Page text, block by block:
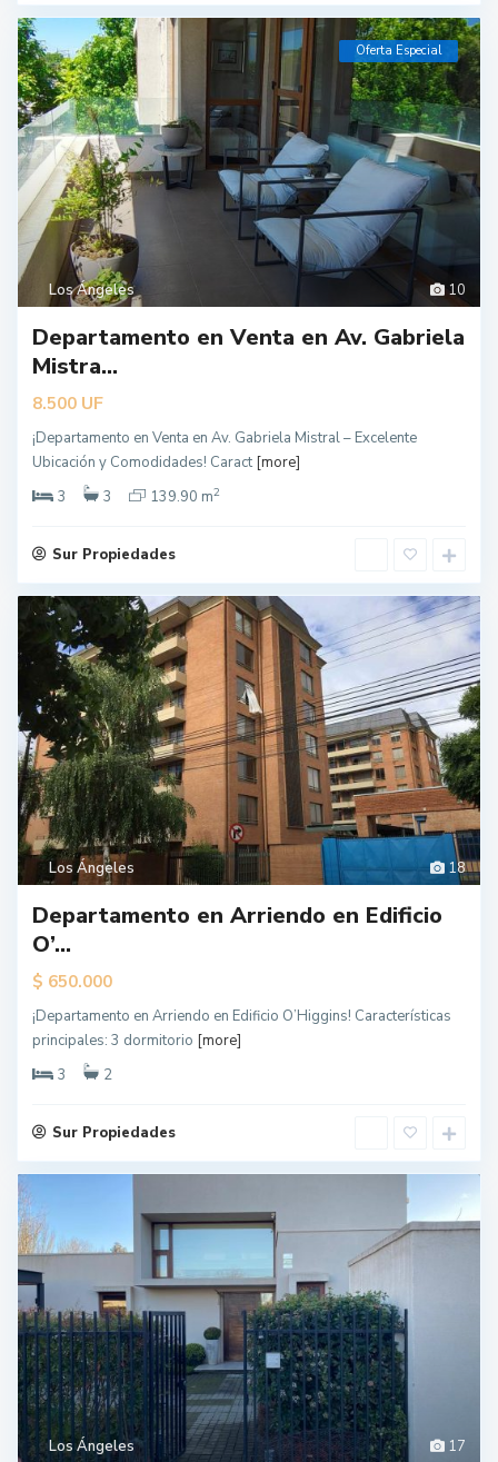
10
Los Ángeles
Oferta Especial
Departamento en Venta en Av. Gabriela
Mistra...
8.500 UF
¡Departamento en Venta en Av. Gabriela Mistral – Excelente
Ubicación y Comodidades! Caract [more]
3
3 139.90 m2
Sur Propiedades
18
Los Ángeles
Departamento en Arriendo en Edificio
O’...
$ 650.000
¡Departamento en Arriendo en Edificio O’Higgins! Características
principales: 3 dormitorio [more]
3
2
Sur Propiedades
17
Los Ángeles